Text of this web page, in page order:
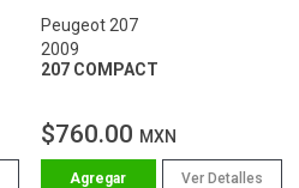
Peugeot 207
2009
207 COMPACT
$760.00 MXN
Ver Detalles